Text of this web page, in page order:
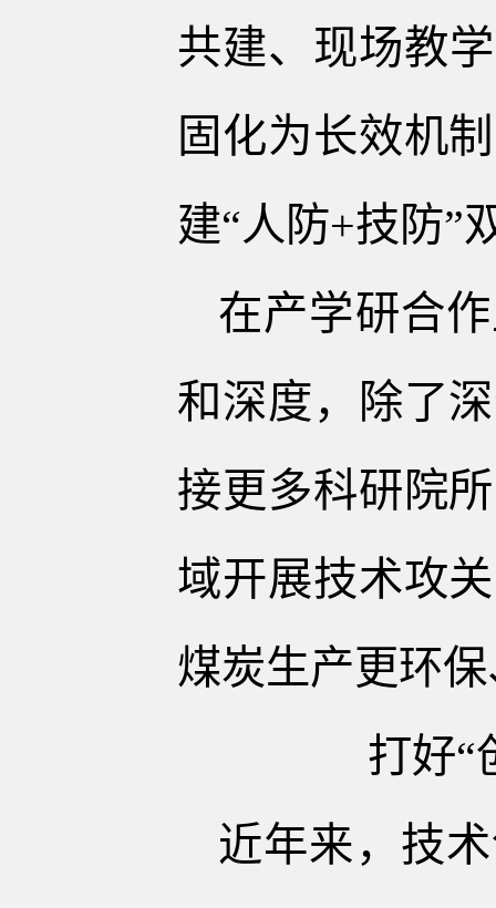
共建、现场教
固化为长效机
建“人防+技防”
在产学研合
和深度，除了
接更多科研院
域开展技术攻
煤炭生产更环
打好“
近年来，技